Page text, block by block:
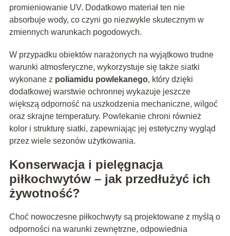
promieniowanie UV. Dodatkowo materiał ten nie
absorbuje wody, co czyni go niezwykle skutecznym w
zmiennych warunkach pogodowych.
W przypadku obiektów narażonych na wyjątkowo trudne
warunki atmosferyczne, wykorzystuje się także siatki
wykonane z poliamidu powlekanego, który dzięki
dodatkowej warstwie ochronnej wykazuje jeszcze
większą odporność na uszkodzenia mechaniczne, wilgoć
oraz skrajne temperatury. Powlekanie chroni również
kolor i strukturę siatki, zapewniając jej estetyczny wygląd
przez wiele sezonów użytkowania.
Konserwacja i pielęgnacja
piłkochwytów – jak przedłużyć ich
żywotność?
Choć nowoczesne piłkochwyty są projektowane z myślą o
odporności na warunki zewnętrzne, odpowiednia